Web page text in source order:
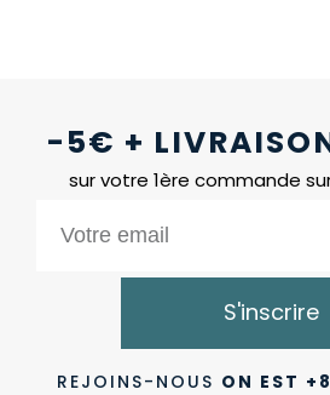
-5€ +
sur votre 1ère commande
S'inscrire
REJOINS-NOUS ON EST